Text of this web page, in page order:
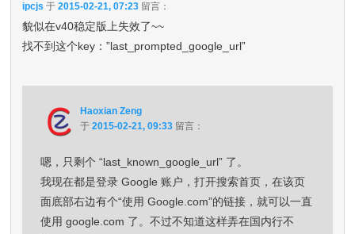
ipcjs 于2015-02-21, 07:23 留言：
貌似在v40稳定版上失效了~~
找不到这个key：”last_prompted_google_url”
Haoxian Zeng
于2015-02-21, 09:33 留言：
嗯，只剩个 “last_known_google_url” 了。
我现在都是登录 Google 账户，打开搜索首页，在该页
面底部右边有个“使用 Google.com”的链接，就可以一直
使用 google.com 了。不过不知道这样弄在国内行不